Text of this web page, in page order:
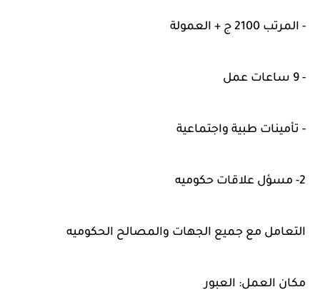
- المرتب 2100 ج + العمولة
- 9 ساعات عمل
- تأمينات طبية واجتماعية
2- مسؤل علاقات حكوميه
التعامل مع جميع الجهات والمصالح الحكوميه
مكان العمل: العبور